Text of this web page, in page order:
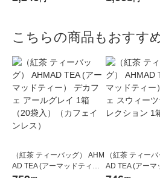
ー） 白ぶどうと
こちらの商品もおすす
（紅茶 ティーバッグ） AHM
AD TEA (アーマッドティ
（紅茶 ティー
AD TEA (アーマ